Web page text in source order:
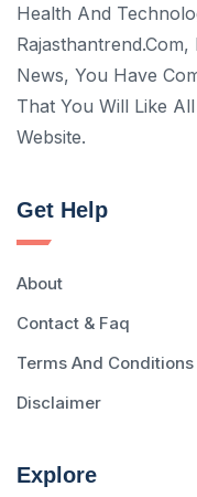
Health And
News, You Have
That You Will Like
Website.
Get Help
About
Contact & Faq
Terms And Conditions
Disclaimer
Explore